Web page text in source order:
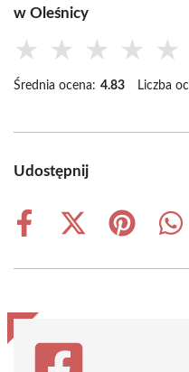
w Oleśnicy
★ ★ ★ ★ ★
Średnia ocena: 4.83 Liczba
Udostępnij
Share
Share
(Twitter)
Share